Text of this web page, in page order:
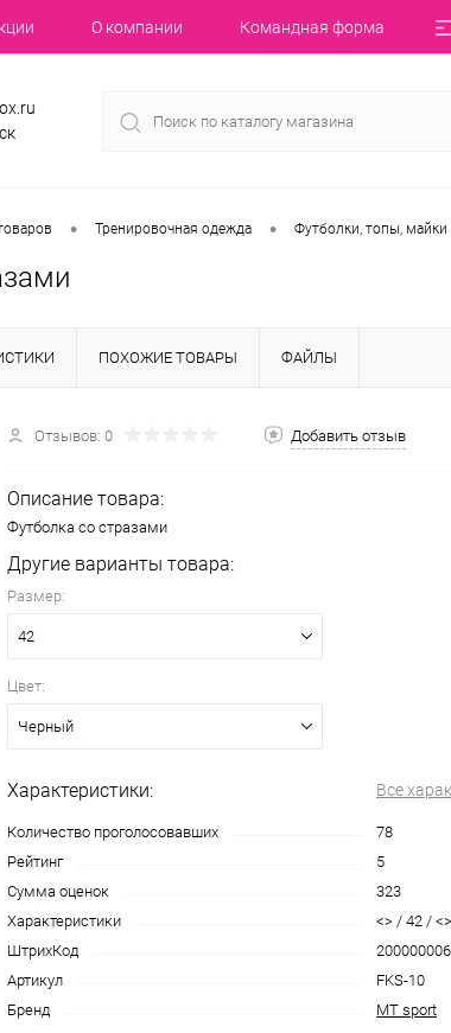
О компании Командная форма
• Тренировочная одежда • Футболки, топы, майки
ПОХОЖИЕ ТОВАРЫ ФАЙЛЫ
Отзывов: 0 Добавить отзыв
Описание товара:
Футболка со стразами
Другие варианты товара:
Размер:
42
Цвет:
Черный
Характеристики: Все
Количество проголосовавших
78
Рейтинг
5
Сумма оценок
323
Характеристики
<> / 42 /
ШтрихКод
Артикул
FKS-10
Бренд
MT sport